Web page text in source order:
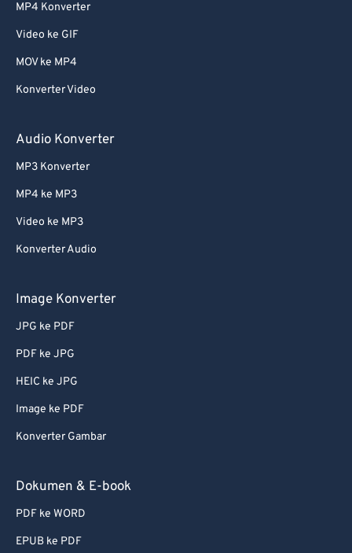
MP4 Konverter
Video ke GIF
MOV ke MP4
Konverter Video
Audio Konverter
MP3 Konverter
MP4 ke MP3
Video ke MP3
Konverter Audio
Image Konverter
JPG ke PDF
PDF ke JPG
HEIC ke JPG
Image ke PDF
Konverter Gambar
Dokumen & E-book
PDF ke WORD
EPUB ke PDF